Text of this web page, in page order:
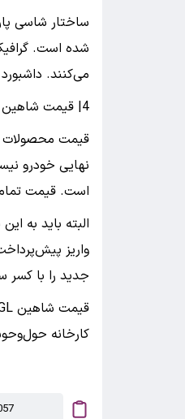
شده است.
می‌کنند.
4| قیمت شاهین GL و پارس‌نوآ در طرح فروش
قیمت محصولات
است. قیمت
البته باید به
واریز
جدید را با
کارخانه حول‌وحوش 918 میلیون